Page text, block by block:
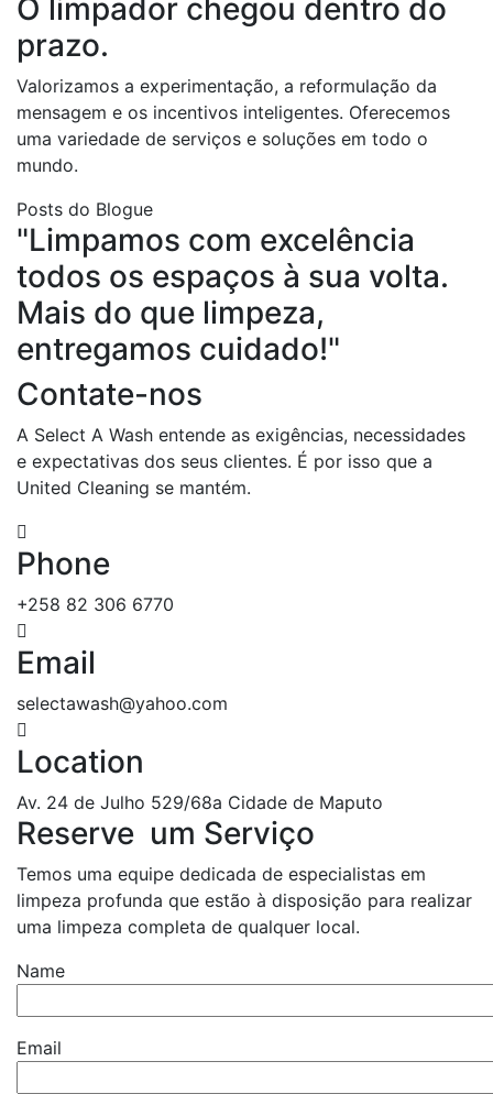
O limpador chegou dentro do
prazo.
Valorizamos a experimentação, a reformulação da
mensagem e os incentivos inteligentes. Oferecemos
uma variedade de serviços e soluções em todo o
mundo.
Posts do Blogue
"Limpamos com excelência
todos os espaços à sua volta.
Mais do que limpeza,
entregamos cuidado!"
Contate-nos
A Select A Wash entende as exigências, necessidades
e expectativas dos seus clientes. É por isso que a
United Cleaning se mantém.
Phone
+258 82 306 6770
Email
selectawash@yahoo.com
Location
Av. 24 de Julho 529/68a Cidade de Maputo
Reserve um Serviço
Temos uma equipe dedicada de especialistas em
limpeza profunda que estão à disposição para realizar
uma limpeza completa de qualquer local.
Name
Email